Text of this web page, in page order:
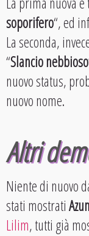
soporifero“, ed
La seconda,
“Slancio nebbioso
nuovo status,
nuovo nome.
Altri
Niente di nuovo
stati mostrati
Lilim, tutti già